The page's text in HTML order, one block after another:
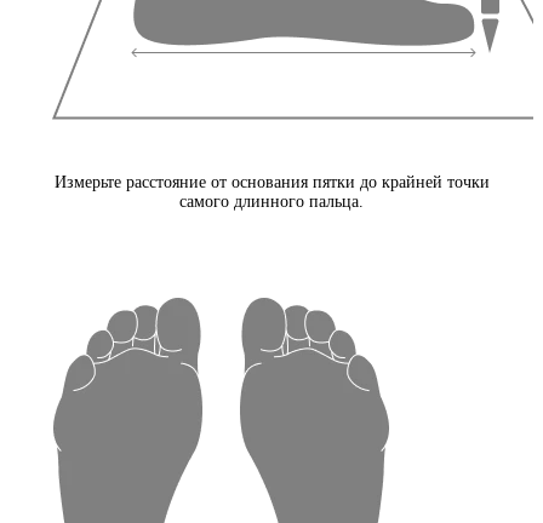
Измерьте расстояние от основания пятки до крайней точки
самого длинного пальца.